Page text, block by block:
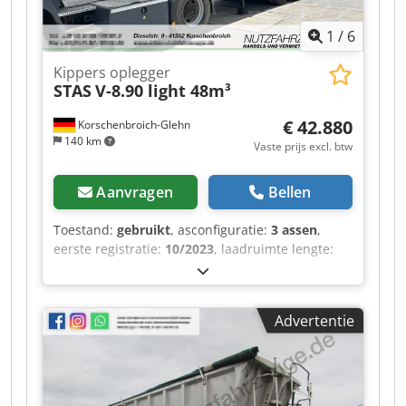
1 / 6
Korschenbroich-Glehn
140 km
Kippers oplegger
STASV-8.90 light 48m³
€ 42.880
Vaste prijs excl. btw
Aanvragen Bellen
Toestand: gebruikt, asconfiguratie: 3 assen,
eerste registratie: 10/2023, laadruimte lengte:
, laadruimtebreedte:
laadruimtehoogte:2.200 mm, laadruimte
inhoud:48 m³, Lichtgewicht chassisuitvoering In
aluminium (15-6-12) Twee volledig automatisch
gelaste I-vormige langsdragers met gelaste
dwarsdragers. Chassisbreedte 1.600 mm Assen
en ophanging: schijfrem 430 mm "off-road-
versie" JOST (voorheen DCA) asunits, 3 x 9 ton
Advertentie